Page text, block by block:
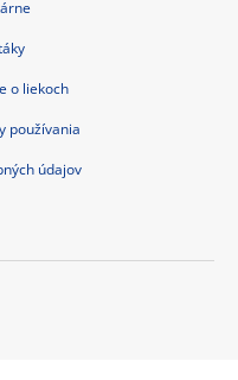
o liekoch
používania
údajov